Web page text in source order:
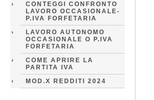
CONTEGGI CONFRONTO
LAVORO OCCASIONALE-
P.IVA FORFETARIA
LAVORO AUTONOMO
OCCASIONALE O P.IVA
FORFETARIA
COME APRIRE LA
PARTITA IVA
MOD.X REDDITI 2024